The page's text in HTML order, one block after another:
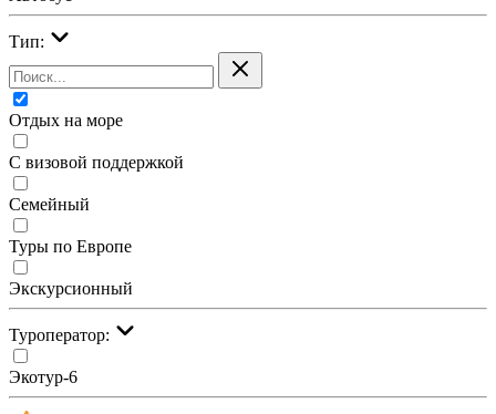
Тип:
Отдых на море
С визовой поддержкой
Семейный
Туры по Европе
Экскурсионный
Туроператор:
Экотур-6